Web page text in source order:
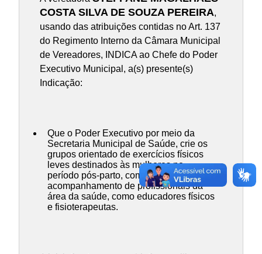
COSTA SILVA DE SOUZA PEREIRA,
usando das atribuições contidas no Art. 137
do Regimento Interno da Câmara Municipal
de Vereadores, INDICA ao Chefe do Poder
Executivo Municipal, a(s) presente(s)
Indicação:
Que o Poder Executivo por meio da
Secretaria Municipal de Saúde, crie os
grupos orientado de exercícios físicos
leves destinados às mulheres no
período pós-parto, com
acompanhamento de profissionais da
área da saúde, como educadores físicos
e fisioterapeutas.